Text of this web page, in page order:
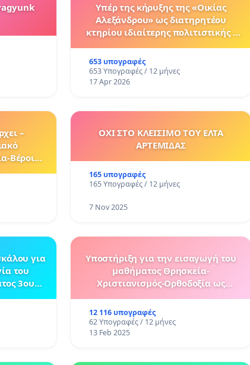
Υπέρ της κήρυξης της «Οικίας
Αλεξάνδρου» ως διατηρητέου
κτηρίου ιδιαίτερης πολιτιστικής -
653 υπογραφές
653 Υπογραφές / 12 μήνες
17 Apr 2026
–
Βέροια-
ΟΧΙ ΣΤΟ ΚΛΕΙΣΙΜΟ ΤΟΥ ΕΛΤΑ
ΑΡΤΕΜΙΔΑΣ
165 υπογραφές
165 Υπογραφές / 12 μήνες
7 Nov 2025
για
του
3ου
Υποστήριξη για την εισαγωγή του
μαθήματος Θρησκεία-
Χριστιανισμός-Ορθοδοξία ως
Βουλγαρίας.
12 116 υπογραφές
62 Υπογραφές / 12 μήνες
13 Feb 2025